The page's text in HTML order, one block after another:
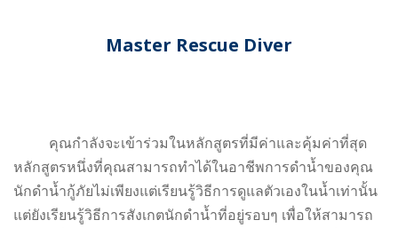
Master Rescue Diver
คุณกำลังจะเข้าร่วมในหลักสูตรที่มีค่าและคุ้มค่าที่สุด
หลักสูตรหนึ่งที่คุณสามารถทำได้ในอาชีพการดำน้ำของคุณ
นักดำน้ำกู้ภัยไม่เพียงแต่เรียนรู้วิธีการดูแลตัวเองในน้ำเท่านั้น
แต่ยังเรียนรู้วิธีการสังเกตนักดำน้ำที่อยู่รอบๆ เพื่อให้สามารถ